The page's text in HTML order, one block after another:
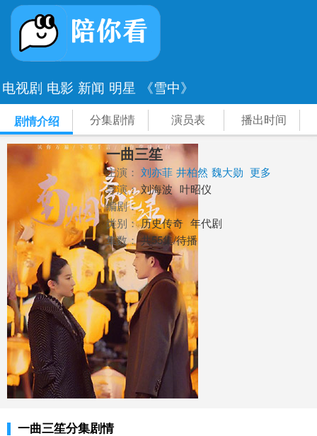
电视剧 电影 新闻 明星 《雪中》
剧情介绍 分集剧情 演员表 播出时间
一曲三笙
主演： 刘亦菲 井柏然 魏大勋 更多
导演：刘海波 叶昭仪
编剧：
类别：历史传奇 年代剧
集数：共55集/待播
一曲三笙分集剧情